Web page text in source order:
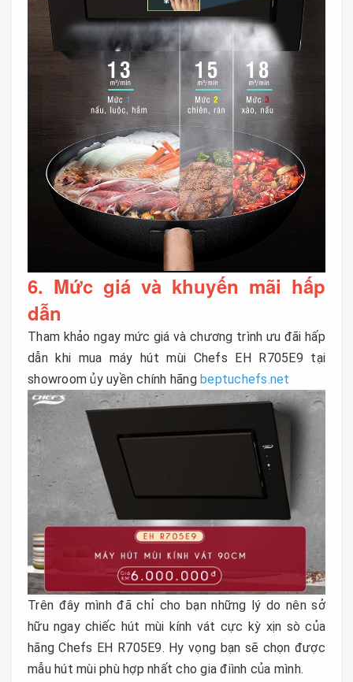
6. Mức giá và khuyến mãi hấp
dẫn
Tham khảo ngay mức giá và chương trình ưu đãi hấp
dẫn khi mua máy hút mùi Chefs EH R705E9 tại
showroom ủy uyền chính hãng beptuchefs.net
Trên đây mình đã chỉ cho bạn những lý do nên sở
hữu ngay chiếc hút mùi kính vát cực kỳ xịn sò của
hãng Chefs EH R705E9. Hy vọng bạn sẽ chọn được
mẫu hút mùi phù hợp nhất cho gia điình của mình.